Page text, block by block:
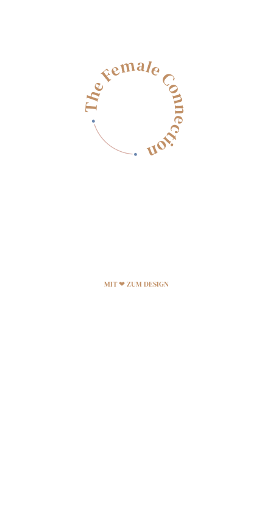
MIT ❤ ZUM DESIGN